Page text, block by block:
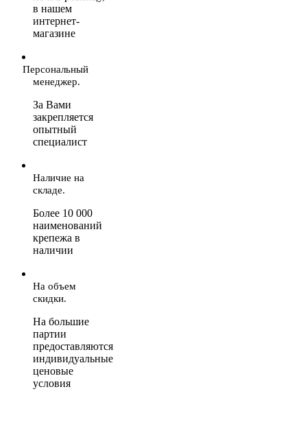
в нашем
интернет-
магазине
Персональный
менеджер.
За Вами
закрепляется
опытный
специалист
Наличие на
складе.
Более 10 000
наименований
крепежа в
наличии
На объем
скидки.
На большие
партии
предоставляются
индивидуальные
ценовые
условия